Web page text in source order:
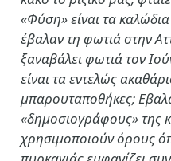
«Φύση» είναι τα
έβαλαν τη φωτιά στην
ξαναβάλει φωτιά τον
είναι τα εντελώς
μπαρουταποθήκες;
«δημοσιογράφους» της
χρησιμοποιούν όρους